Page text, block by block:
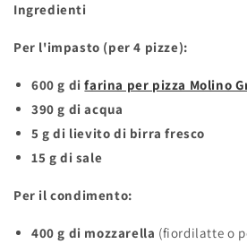
Ingredienti
Per l'impasto (per 4 pizze):
600 g difarina per pizza Molino
390 g di acqua
5 g di lievito di birra fresco
15 g di sale
Per il condimento:
400 g di mozzarella (fiordilatte o